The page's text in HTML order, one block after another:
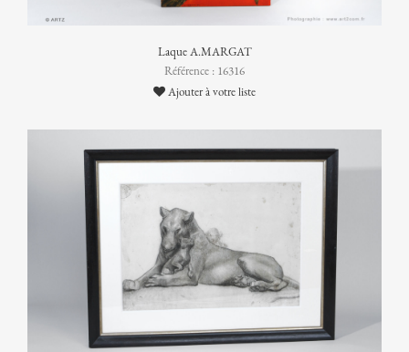
Laque A.MARGAT
Référence : 16316
Ajouter à votre liste